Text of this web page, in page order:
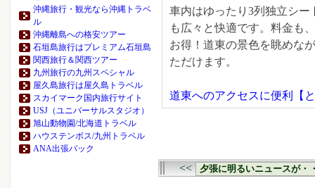
沖縄旅行・観光なら沖縄トラベ
ル
沖縄離島への格安ツアー
石垣島旅行はプレミアム石垣島
関西旅行＆関西ツアー
九州旅行の九州スペシャル
屋久島旅行は屋久島トラベル
スカイマーク国内旅行サイト
USJ（ユニバーサルスタジオ）
旭山動物園/北海道トラベル
ハウステンボス/九州トラベル
ANA出張パック
車内はゆったり3列独立シ
も広々と快適です。料金も
お得！道東の景色を眺めな
ただけます。
道東へのアクセスに便利【
<< 夕張に明るいニュースが・